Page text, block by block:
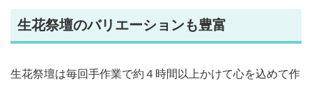
生花祭壇のバリエーションも豊富
生花祭壇は毎回手作業で約４時間以上かけて心を込めて作